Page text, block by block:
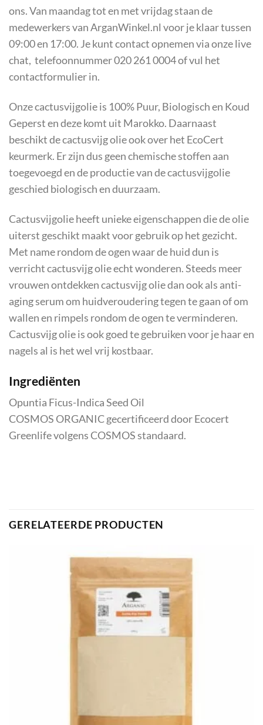
ons. Van maandag tot en met vrijdag staan de
medewerkers van ArganWinkel.nl voor je klaar tussen
09:00 en 17:00. Je kunt contact opnemen via onze live
chat, telefoonnummer 020 261 0004 of vul het
contactformulier in.
Onze cactusvijgolie is 100% Puur, Biologisch en Koud
Geperst en deze komt uit Marokko. Daarnaast
beschikt de cactusvijg olie ook over het EcoCert
keurmerk. Er zijn dus geen chemische stoffen aan
toegevoegd en de productie van de cactusvijgolie
geschied biologisch en duurzaam.
Cactusvijgolie heeft unieke eigenschappen die de olie
uiterst geschikt maakt voor gebruik op het gezicht.
Met name rondom de ogen waar de huid dun is
verricht cactusvijg olie echt wonderen. Steeds meer
vrouwen ontdekken cactusvijg olie dan ook als anti-
aging serum om huidveroudering tegen te gaan of om
wallen en rimpels rondom de ogen te verminderen.
Cactusvijg olie is ook goed te gebruiken voor je haar en
nagels al is het wel vrij kostbaar.
Ingrediënten
Opuntia Ficus-Indica Seed Oil
COSMOS ORGANIC gecertificeerd door Ecocert
Greenlife volgens COSMOS standaard.
GERELATEERDE PRODUCTEN